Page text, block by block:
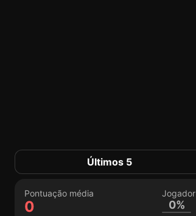
Últimos 5
Pontuação média
0
Jogador
0%